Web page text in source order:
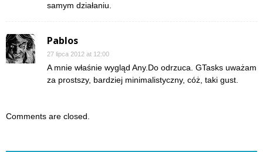
samym działaniu.
Pablos
27 lipca 2012 at 12:00
A mnie właśnie wygląd Any.Do odrzuca. GTasks uważam
za prostszy, bardziej minimalistyczny, cóż, taki gust.
Comments are closed.